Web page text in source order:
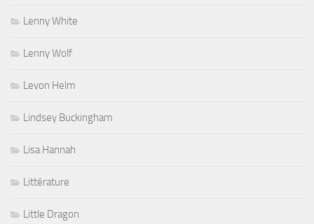
Lenny White
Lenny Wolf
Levon Helm
Lindsey Buckingham
Lisa Hannah
Littérature
Little Dragon